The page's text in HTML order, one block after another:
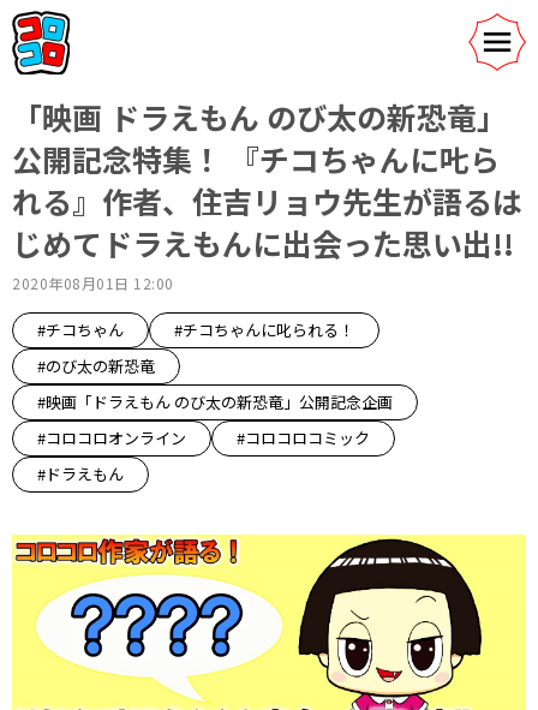
「映画 ドラえもん のび太の新恐竜」
公開記念特集！ 『チコちゃんに𠮟ら
れる』作者、住吉リョウ先生が語るは
じめてドラえもんに出会った思い出!!
2020年08月01日 12:00
#チコちゃん
#チコちゃんに叱られる！
#のび太の新恐竜
#映画「ドラえもん のび太の新恐竜」公開記念企画
#コロコロオンライン
#コロコロコミック
#ドラえもん